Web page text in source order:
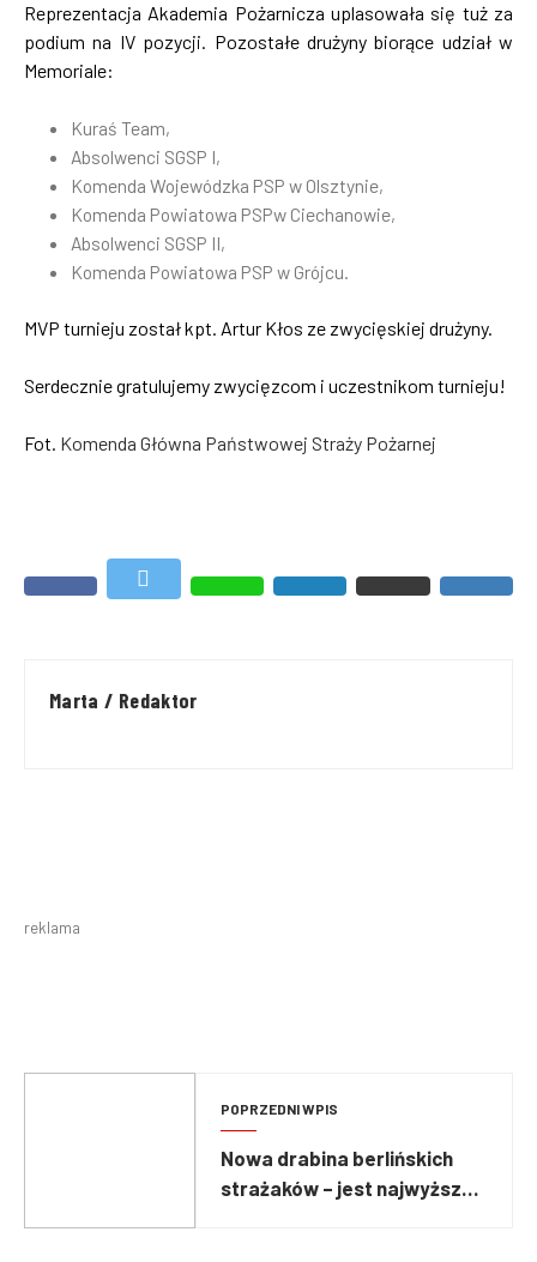
Reprezentacja Akademia Pożarnicza uplasowała się tuż za
podium na IV pozycji. Pozostałe drużyny biorące udział w
Memoriale:
Kuraś Team,
Absolwenci SGSP I,
Komenda Wojewódzka PSP w Olsztynie,
Komenda Powiatowa PSPw Ciechanowie,
Absolwenci SGSP II,
Komenda Powiatowa PSP w Grójcu.
MVP turnieju został kpt. Artur Kłos ze zwycięskiej drużyny.
Serdecznie gratulujemy zwycięzcom i uczestnikom turnieju!
Fot. Komenda Główna Państwowej Straży Pożarnej
Marta / Redaktor
reklama
POPRZEDNI WPIS
Nowa drabina berlińskich
strażaków – jest najwyższa